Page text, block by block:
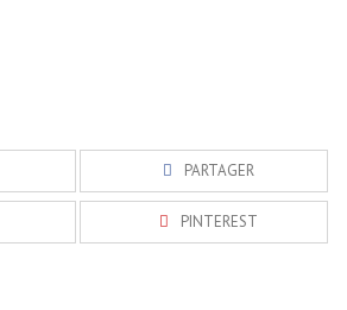
PARTAGER
PINTEREST